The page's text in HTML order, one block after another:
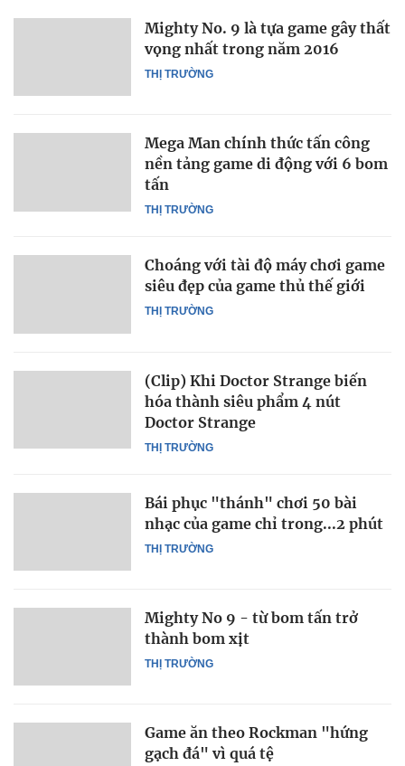
THỊ TRƯỜNG
Mighty No. 9 là tựa game gây thất
vọng nhất trong năm 2016
THỊ TRƯỜNG
Mega Man chính thức tấn công
nền tảng game di động với 6 bom
tấn
THỊ TRƯỜNG
Choáng với tài độ máy chơi game
siêu đẹp của game thủ thế giới
THỊ TRƯỜNG
(Clip) Khi Doctor Strange biến
hóa thành siêu phẩm 4 nút
Doctor Strange
THỊ TRƯỜNG
Bái phục "thánh" chơi 50 bài
nhạc của game chỉ trong...2 phút
THỊ TRƯỜNG
Mighty No 9 - từ bom tấn trở
thành bom xịt
Game ăn theo Rockman "hứng
gạch đá" vì quá tệ